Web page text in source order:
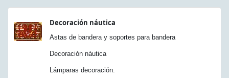
Decoración náutica
Astas de bandera y soportes para bandera
Decoración náutica
Lámparas decoración.